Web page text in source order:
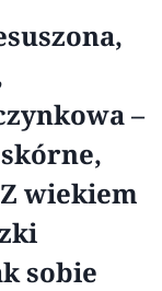
–
wiekiem
sobie